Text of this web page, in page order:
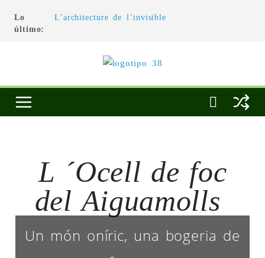
Lo
último:
L’architecture de l’invisible
Utopías de un viajero
conciencia
L ´Ocell de foc
del Aiguamolls ​
Un món oníric, una bogeria de